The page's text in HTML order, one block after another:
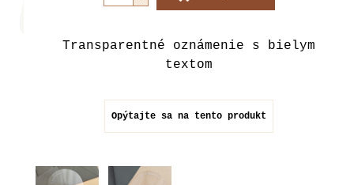
Transparentné oznámenie s bielym
textom
Opýtajte sa na tento produkt